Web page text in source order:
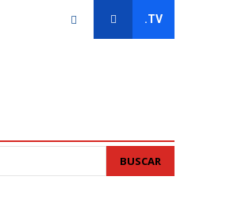
.TV
BUSCAR